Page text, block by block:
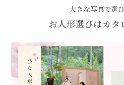
大きな写真で選
お人形選びはカタ